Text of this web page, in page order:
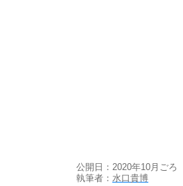
公開日：2020年10月ごろ
執筆者： 水口貴博